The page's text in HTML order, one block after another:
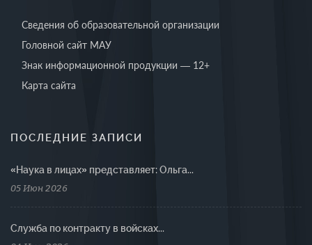
Сведения об образовательной организации
Головной сайт МАУ
Знак информационной продукции — 12+
Карта сайта
ПОСЛЕДНИЕ ЗАПИСИ
«Наука в лицах» представляет: Ольга...
05 Июн 2026
Cлужба по контракту в войсках...